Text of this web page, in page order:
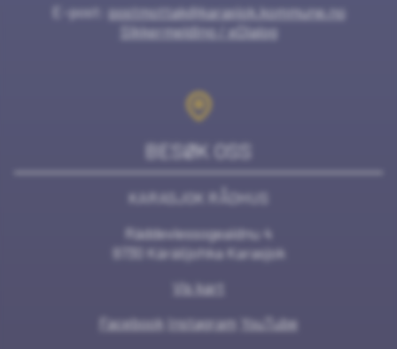
E-post: postmottak@karasjok.kommune.no
Sikkermelding / eDialog
BESØK OSS
KARASJOK RÅDHUS
Ráddeviessogeaidnu 4
9730 Kárášjohka Karasjok
Vis kart
Facebook Instagram YouTube